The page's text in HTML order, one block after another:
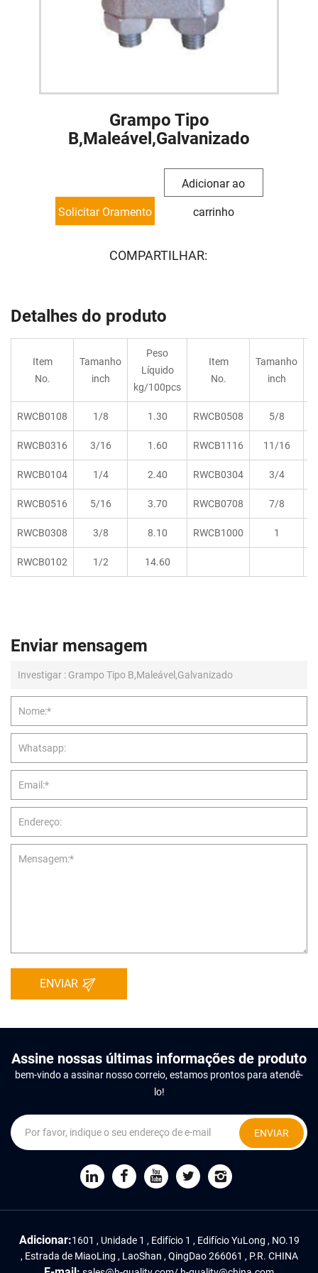
Grampo Tipo
B,Maleável,Galvanizado
Solicitar Oramento
Adicionar ao
carrinho
COMPARTILHAR:
Detalhes do produto
Item
No.
Tamanho
inch
Peso
Líquido
kg/100pcs
Item
No.
Tamanho
inch
RWCB0108 1/8 1.30 RWCB0508 5/8
RWCB0316 3/16 1.60 RWCB1116 11/16
RWCB0104 1/4 2.40 RWCB0304 3/4
RWCB0516 5/16 3.70 RWCB0708 7/8
RWCB0308 3/8 8.10 RWCB1000 1
RWCB0102 1/2 14.60
Enviar mensagem
ENVIAR
Assine nossas últimas informações de produto
bem-vindo a assinar nosso correio, estamos prontos para atendê-
lo!
ENVIAR
Adicionar:1601 , Unidade 1 , Edifício 1 , Edifício YuLong , NO.19
, Estrada de MiaoLing , LaoShan , QingDao 266061 , P.R. CHINA